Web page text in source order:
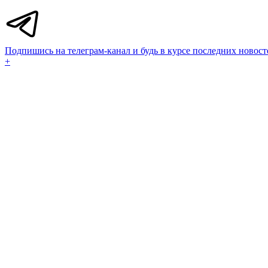
Подпишись на телеграм-канал и будь в курсе последних
+